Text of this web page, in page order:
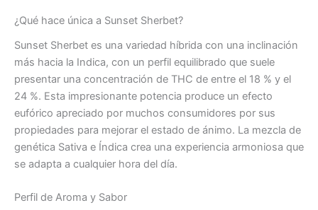
¿Qué hace única a Sunset Sherbet?
Sunset Sherbet es una variedad híbrida con una inclinación
más hacia la Indica, con un perfil equilibrado que suele
presentar una concentración de THC de entre el 18 % y el
24 %. Esta impresionante potencia produce un efecto
eufórico apreciado por muchos consumidores por sus
propiedades para mejorar el estado de ánimo. La mezcla de
genética Sativa e Índica crea una experiencia armoniosa que
se adapta a cualquier hora del día.
Perfil de Aroma y Sabor